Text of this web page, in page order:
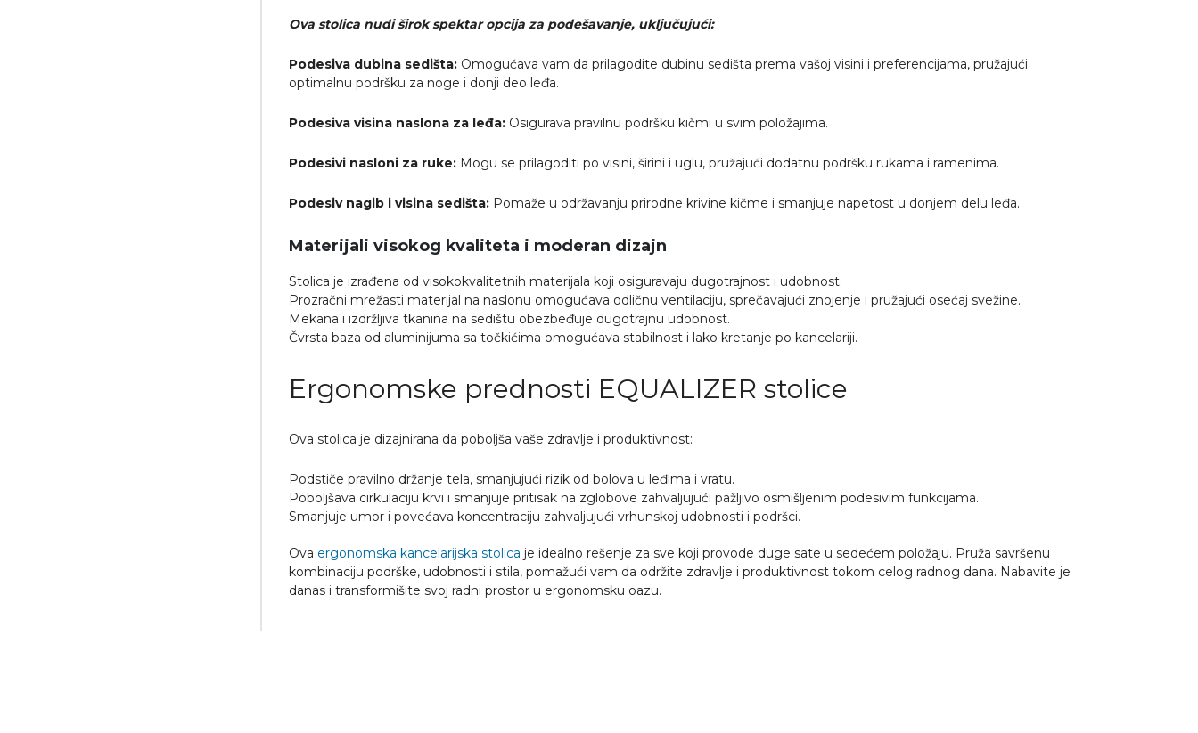
Ova stolica nudi širok spektar opcija za podešavanje, uključujući:
Podesiva dubina sedišta: Omogućava vam da prilagodite dubinu sedišta prema vašoj visini i preferencijama, pružajući
optimalnu podršku za noge i donji deo leđa.
Podesiva visina naslona za leđa: Osigurava pravilnu podršku kičmi u svim položajima.
Podesivi nasloni za ruke: Mogu se prilagoditi po visini, širini i uglu, pružajući dodatnu podršku rukama i ramenima.
Podesiv nagib i visina sedišta: Pomaže u održavanju prirodne krivine kičme i smanjuje napetost u donjem delu leđa.
Materijali visokog kvaliteta i moderan dizajn
Stolica je izrađena od visokokvalitetnih materijala koji osiguravaju dugotrajnost i udobnost:
Prozračni mrežasti materijal na naslonu omogućava odličnu ventilaciju, sprečavajući znojenje i pružajući osećaj svežine.
Mekana i izdržljiva tkanina na sedištu obezbeđuje dugotrajnu udobnost.
Čvrsta baza od aluminijuma sa točkićima omogućava stabilnost i lako kretanje po kancelariji.
Ergonomske prednosti EQUALIZER stolice
Ova stolica je dizajnirana da poboljša vaše zdravlje i produktivnost:
Podstiče pravilno držanje tela, smanjujući rizik od bolova u leđima i vratu.
Poboljšava cirkulaciju krvi i smanjuje pritisak na zglobove zahvaljujući pažljivo osmišljenim podesivim funkcijama.
Smanjuje umor i povećava koncentraciju zahvaljujući vrhunskoj udobnosti i podršci.
Ova ergonomska kancelarijska stolica je idealno rešenje za sve koji provode duge sate u sedećem položaju. Pruža savršenu
kombinaciju podrške, udobnosti i stila, pomažući vam da održite zdravlje i produktivnost tokom celog radnog dana. Nabavite je
danas i transformišite svoj radni prostor u ergonomsku oazu.